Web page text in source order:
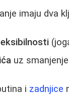
imaju dva
uz
i zadnjice